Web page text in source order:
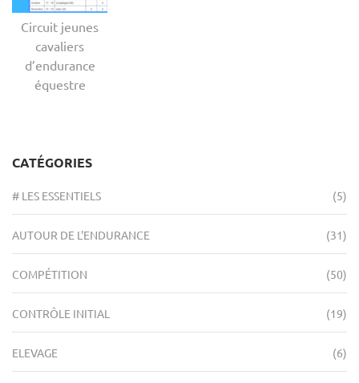
Circuit jeunes
cavaliers
d’endurance
équestre
CATÉGORIES
# LES ESSENTIELS (5)
AUTOUR DE L'ENDURANCE (31)
COMPÉTITION (50)
CONTRÔLE INITIAL (19)
ELEVAGE (6)